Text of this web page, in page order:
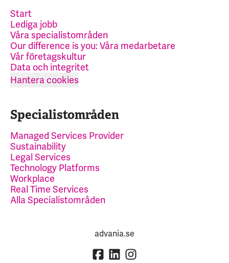
Start
Lediga jobb
Våra specialistområden
Our difference is you: Våra medarbetare
Vår företagskultur
Data och integritet
Hantera cookies
Specialistområden
Managed Services Provider
Sustainability
Legal Services
Technology Platforms
Workplace
Real Time Services
Alla Specialistområden
advania.se